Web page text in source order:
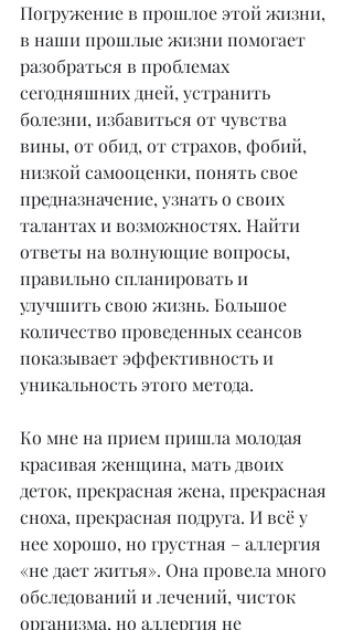
Погружение в прошлое этой жизни,
в наши прошлые жизни помогает
разобраться в проблемах
сегодняшних дней, устранить
болезни, избавиться от чувства
вины, от обид, от страхов, фобий,
низкой самооценки, понять свое
предназначение, узнать о своих
талантах и возможностях. Найти
ответы на волнующие вопросы,
правильно спланировать и
улучшить свою жизнь. Большое
количество проведенных сеансов
показывает эффективность и
уникальность этого метода.
Ко мне на прием пришла молодая
красивая женщина, мать двоих
деток, прекрасная жена, прекрасная
сноха, прекрасная подруга. И всё у
нее хорошо, но грустная – аллергия
«не дает житья». Она провела много
обследований и лечений, чисток
организма, но аллергия не